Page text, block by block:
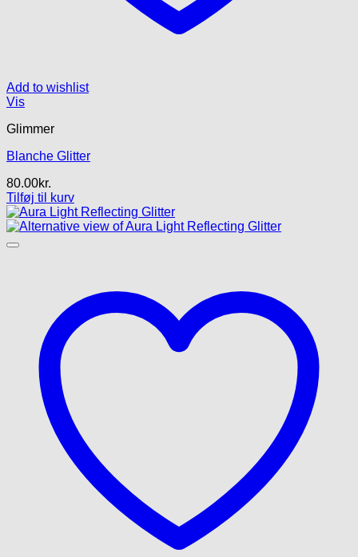
Add to wishlist
Vis
Glimmer
Blanche Glitter
80.00kr.
Tilføj til kurv